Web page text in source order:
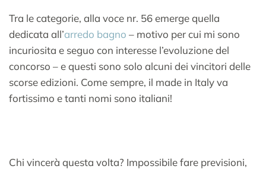
Tra le categorie, alla voce nr. 56 emerge quella
dedicata all’arredo bagno – motivo per cui mi sono
incuriosita e seguo con interesse l’evoluzione del
concorso – e questi sono solo alcuni dei vincitori delle
scorse edizioni. Come sempre, il made in Italy va
fortissimo e tanti nomi sono italiani!
Chi vincerà questa volta? Impossibile fare previsioni,